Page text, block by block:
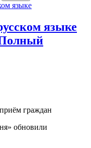
языке
языке
Полный
граждан
обновили